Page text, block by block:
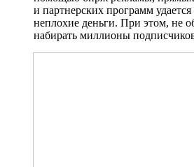
и партнерских программ удается
неплохие деньги. При этом, не
набирать миллионы